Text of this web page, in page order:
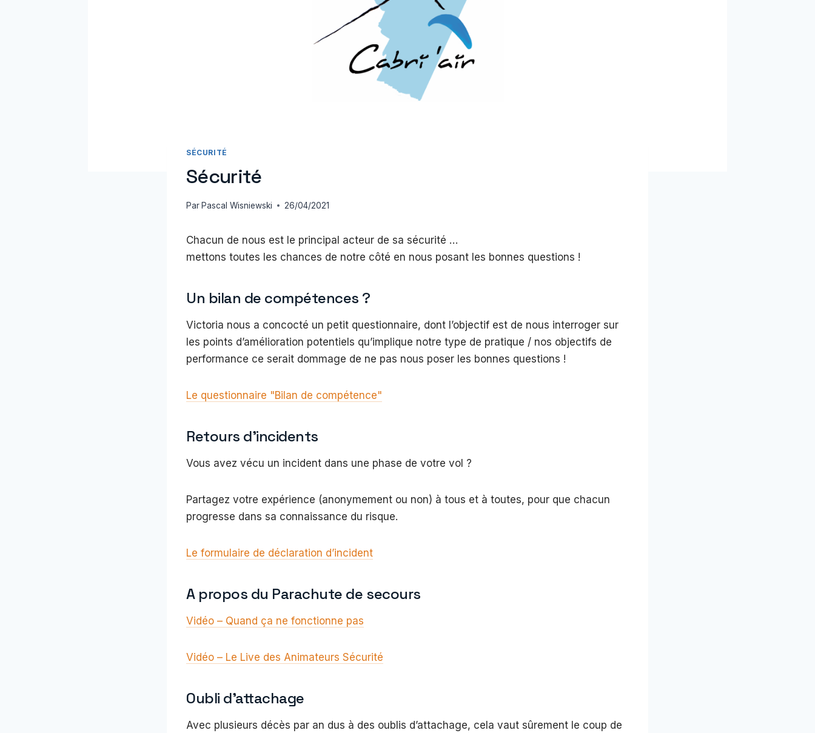
SÉCURITÉ
Sécurité
Par Pascal Wisniewski 26/04/2021
Chacun de nous est le principal acteur de sa sécurité …
mettons toutes les chances de notre côté en nous posant les bonnes questions !
Un bilan de compétences ?
Victoria nous a concocté un petit questionnaire, dont l’objectif est de nous interroger sur
les points d’amélioration potentiels qu’implique notre type de pratique / nos objectifs de
performance ce serait dommage de ne pas nous poser les bonnes questions !
Le questionnaire "Bilan de compétence"
Retours d’incidents
Vous avez vécu un incident dans une phase de votre vol ?
Partagez votre expérience (anonymement ou non) à tous et à toutes, pour que chacun
progresse dans sa connaissance du risque.
Le formulaire de déclaration d’incident
A propos du Parachute de secours
Vidéo – Quand ça ne fonctionne pas
Vidéo – Le Live des Animateurs Sécurité
Oubli d’attachage
Avec plusieurs décès par an dus à des oublis d’attachage, cela vaut sûrement le coup de